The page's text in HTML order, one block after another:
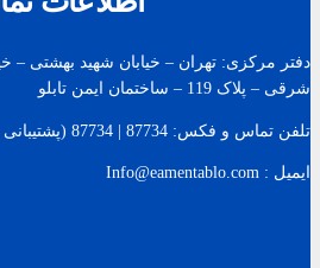
دفتر مرکزی: تهران – خیابان شهید بهشتی –
شرقی – پلاک 119 – ساختمان ایمن تابلو
تلفن تماس و فکس: 87734 | 87734 (پشتیبانی ۲۴ ساعته، ۷ روز هفته)
ایمیل : Info@eamentablo.com